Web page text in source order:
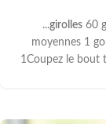
...girolles60 g
moyennes 1
1Coupez le bout